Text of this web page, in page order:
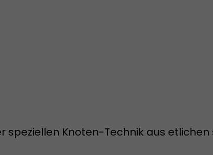
speziellen Knoten-Technik aus